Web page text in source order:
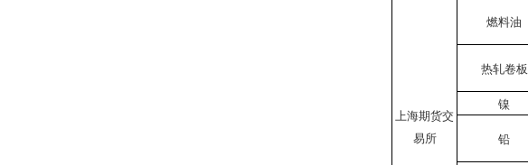
上海期货交
易所
燃料油
热轧卷板
镍
铅